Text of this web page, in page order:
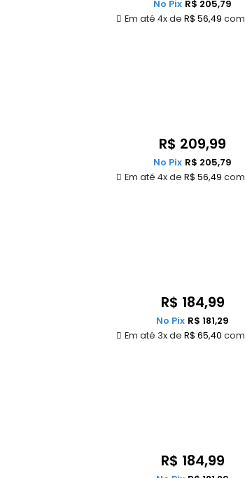
Em até 4x de R$ 56,49
No Pix R$ 205,79
R$ 209,99
Em até 4x de R$ 56,49
No Pix R$ 205,79
R$ 184,99
Em até 3x de R$ 65,40
No Pix R$ 181,29
R$ 184,99